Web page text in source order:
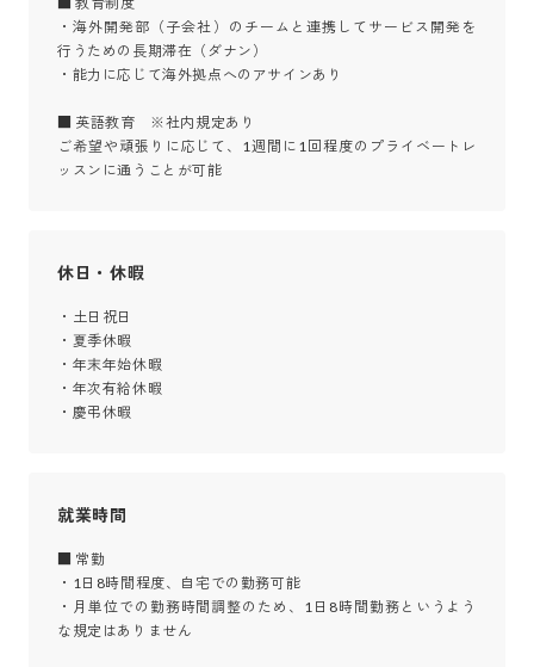
・海外開発部（子会社）のチームと連携してサービス開発を
行うための長期滞在（ダナン）
・能力に応じて海外拠点へのアサインあり
■ 英語教育　※社内規定あり
ご希望や頑張りに応じて、1週間に1回程度のプライベートレ
ッスンに通うことが可能
休日・休暇
・土日祝日
・夏季休暇
・年末年始休暇
・年次有給休暇
・慶弔休暇
就業時間
■ 常勤
・1日8時間程度、自宅での勤務可能
・月単位での勤務時間調整のため、1日8時間勤務というよう
な規定はありません